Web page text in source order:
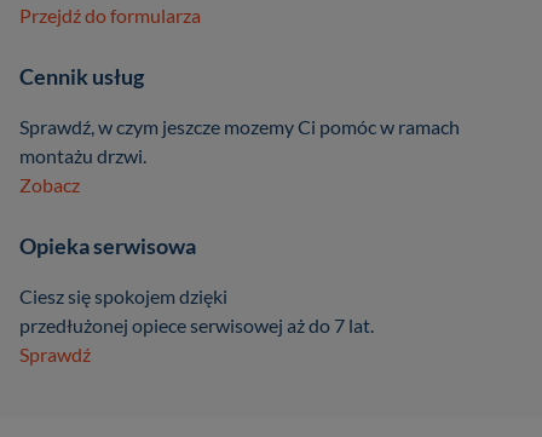
Przejdź do formularza
Cennik usług
Sprawdź, w czym jeszcze mozemy Ci pomóc w ramach
montażu drzwi.
Zobacz
Opieka serwisowa
Ciesz się spokojem dzięki
przedłużonej opiece serwisowej aż do 7 lat.
Sprawdź